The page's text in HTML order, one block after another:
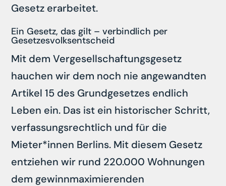
Gesetz erarbeitet.
Ein Gesetz, das gilt – verbindlich per
Gesetzesvolksentscheid
Mit dem Vergesellschaftungsgesetz
hauchen wir dem noch nie angewandten
Artikel 15 des Grundgesetzes endlich
Leben ein. Das ist ein historischer Schritt,
verfassungsrechtlich und für die
Mieter*innen Berlins. Mit diesem Gesetz
entziehen wir rund 220.000 Wohnungen
dem gewinnmaximierenden